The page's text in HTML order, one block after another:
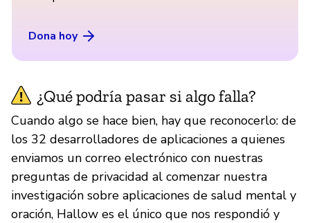
Dona hoy
¿Qué podría pasar si algo falla?
Cuando algo se hace bien, hay que reconocerlo: de
los 32 desarrolladores de aplicaciones a quienes
enviamos un correo electrónico con nuestras
preguntas de privacidad al comenzar nuestra
investigación sobre aplicaciones de salud mental y
oración, Hallow es el único que nos respondió y